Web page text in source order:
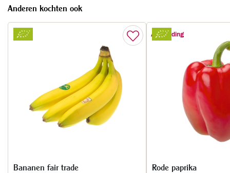
Anderen kochten ook
Bananen fair trade
Aanbieding
Rode paprika